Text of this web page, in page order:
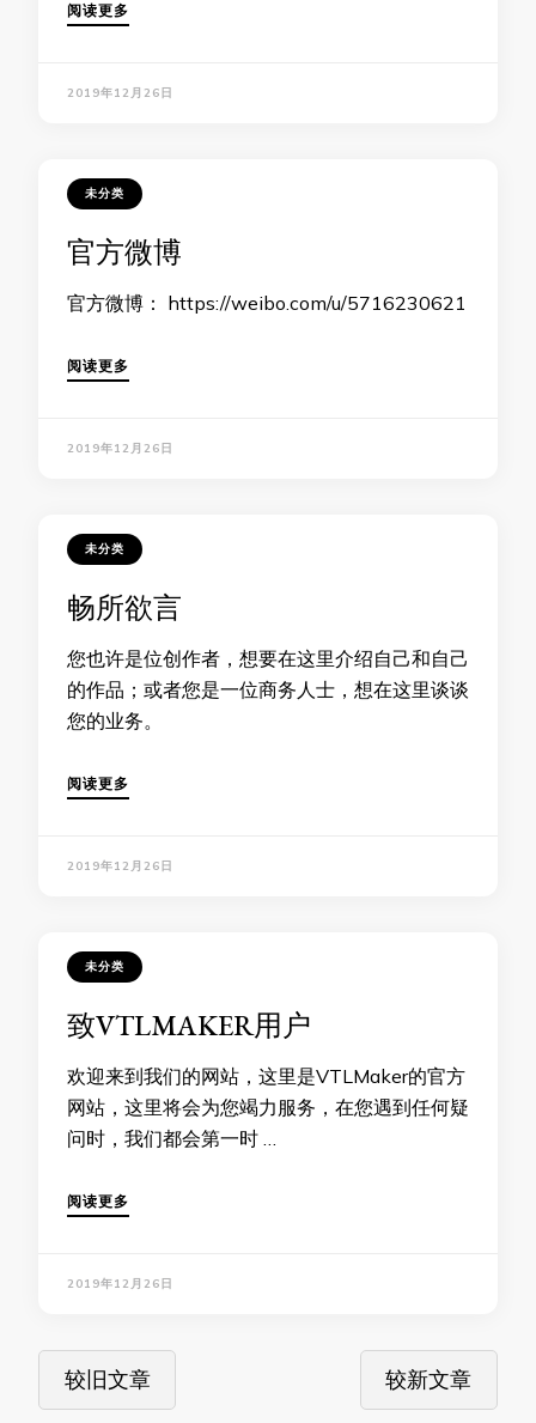
阅读更多
2019年12月26日
未分类
官方微博
官方微博： https://weibo.com/u/5716230621
阅读更多
2019年12月26日
未分类
畅所欲言
您也许是位创作者，想要在这里介绍自己和自己
的作品；或者您是一位商务人士，想在这里谈谈
您的业务。
阅读更多
2019年12月26日
未分类
致VTLMAKER用户
欢迎来到我们的网站，这里是VTLMaker的官方
网站，这里将会为您竭力服务，在您遇到任何疑
问时，我们都会第一时 …
阅读更多
2019年12月26日
文
章较旧文章 较新文章